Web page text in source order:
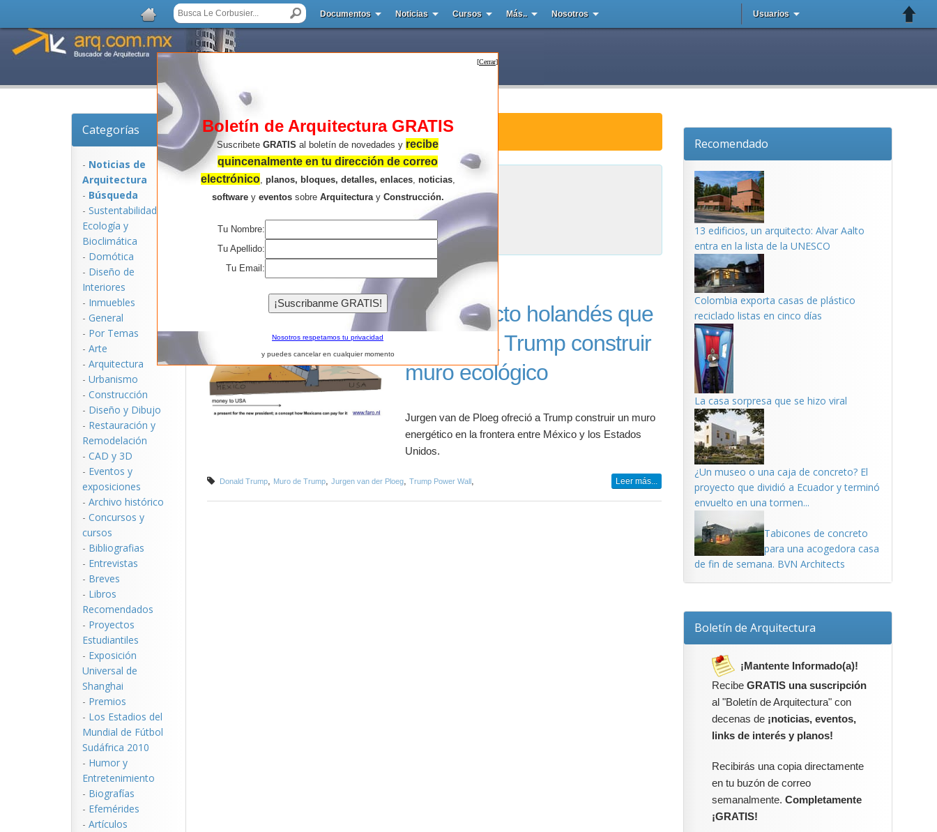
Documentos Noticias Cursos Más.. Nosotros Usuarios
Categorías
- Noticias de
Arquitectura
- Búsqueda
- Sustentabilidad,
Ecologí­a y
Bioclimática
- Domótica
- Diseño de
Interiores
- Inmuebles
- General
- Por Temas
- Arte
- Arquitectura
- Urbanismo
- Construcción
- Diseño y Dibujo
- Restauración y
Remodelación
- CAD y 3D
- Eventos y
exposiciones
- Archivo histórico
- Concursos y
cursos
- Bibliografias
- Entrevistas
- Breves
- Libros
Recomendados
- Proyectos
Estudiantiles
- Exposición
Universal de
Shanghai
- Premios
- Los Estadios del
Mundial de Fútbol
Sudáfrica 2010
- Humor y
Entretenimiento
- Biografías
- Efemérides
- Artículos
Noticias de Arquitectura : Trump Power Wall
Trump Power Wall
Resultados de la búsqueda .
El arquitecto holandés que
propuso a Trump construir
muro ecológico
Jurgen van de Ploeg ofreció a Trump construir un muro
energético en la frontera entre México y los Estados
Unidos.
Donald Trump, Muro de Trump, Jurgen van der Ploeg, Trump Power Wall, Leer más...
Recomendado
13 edificios, un arquitecto: Alvar Aalto
entra en la lista de la UNESCO
Colombia exporta casas de plástico
reciclado listas en cinco días
La casa sorpresa que se hizo viral
¿Un museo o una caja de concreto? El
proyecto que dividió a Ecuador y terminó
envuelto en una tormen...
Tabicones de concreto
para una acogedora casa
de fin de semana. BVN Architects
Boletín de Arquitectura
¡Mantente Informado(a)!
Recibe GRATIS una suscripción
al "Boletín de Arquitectura" con
decenas de ¡noticias, eventos,
links de interés y planos!
Recibirás una copia directamente
en tu buzón de correo
semanalmente. Completamente
¡GRATIS!
[Cerrar]
Boletín de Arquitectura GRATIS
Suscribete GRATIS al boletín de novedades y recibe
quincenalmente en tu dirección de correo
electrónico, planos, bloques, detalles, enlaces, noticias,
softwarey eventossobre Arquitecturay Construcción.
Tu Nombre:
Tu Apellido:
Tu Email:
Nosotros respetamos tu privacidad
y puedes cancelar en cualquier momento